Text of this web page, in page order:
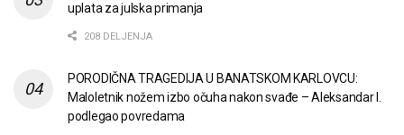
uplata za julska primanja
208 DELJENJA
PORODIČNA TRAGEDIJA U BANATSKOM KARLOVCU:
Maloletnik nožem izbo očuha nakon svađe – Aleksandar I.
podlegao povredama